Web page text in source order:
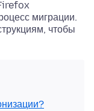
миграции.
чтобы